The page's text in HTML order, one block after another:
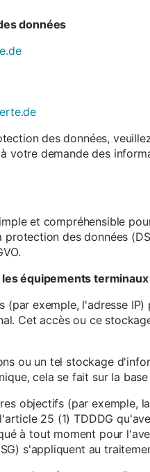
données
des données,
votre demande des
et compréhensible
des données
équipements terminaux
exemple, l'adresse
Cet accès ou ce
ou un tel stockage
cela se fait sur la
objectifs (par exemple,
25 (1) TDDDG
à tout moment pour
s'appliquent au